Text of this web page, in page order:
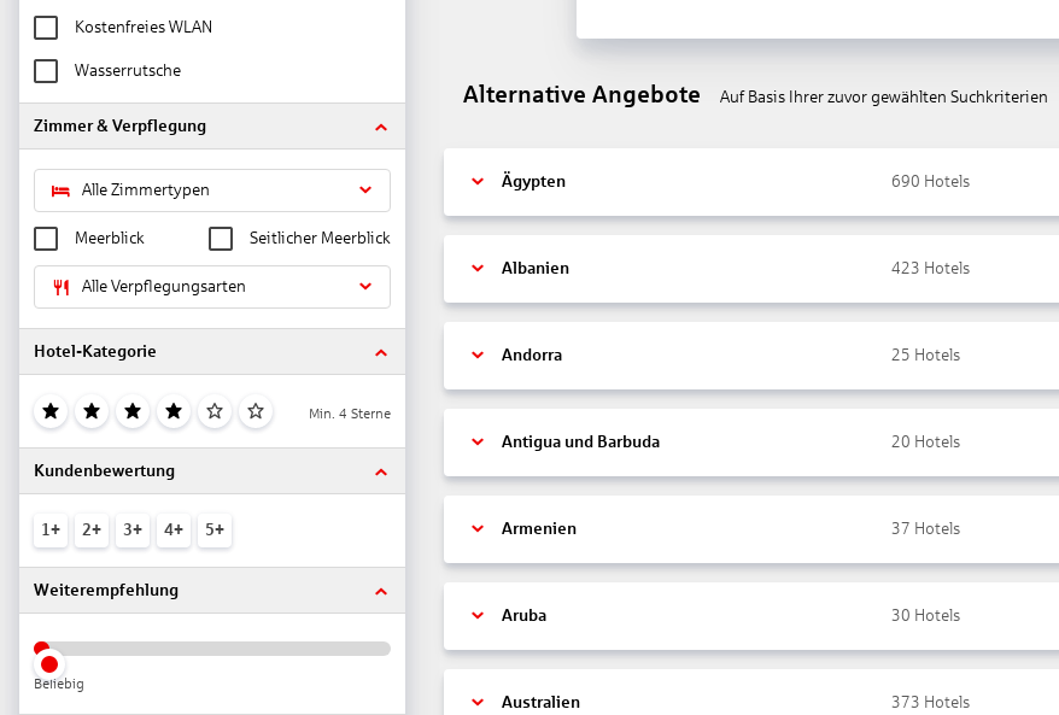
Kostenfreies WLAN
Wasserrutsche
Zimmer & Verpflegung
Alle Zimmertypen
Meerblick Seitlicher Meerblick
Alle Verpflegungsarten
Hotel-Kategorie
Min. 4 Sterne
Kundenbewertung
1+ 2+ 3+ 4+ 5+
Weiterempfehlung
Beliebig
Alternative Angebote Auf Basis Ihrer zuvor gewählten Suchkriterien
Ägypten 690 Hotels
Albanien 423 Hotels
Andorra 25 Hotels
Antigua und Barbuda 20 Hotels
Armenien 37 Hotels
Aruba 30 Hotels
Australien 373 Hotels